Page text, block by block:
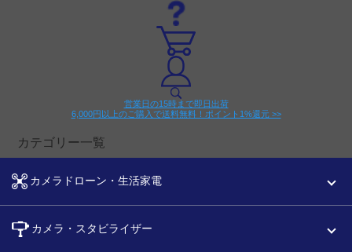
営業日の15時まで即日出荷
6,000円以上のご購入で送料無料！ポイント1%還元 >>
カテゴリー一覧
カメラドローン・生活家電
カメラ・スタビライザー